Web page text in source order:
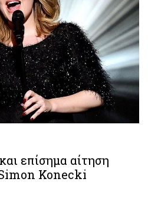
επίσημα αίτηση
Simon Konecki